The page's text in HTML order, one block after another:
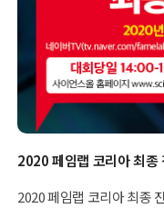
2020 페임랩 코리아 최종
2020 페임랩 코리아 최종